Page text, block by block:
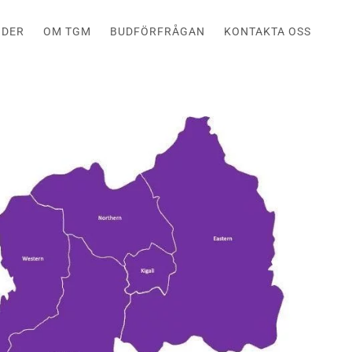
OM TGM BUDFÖRFRÅGAN KONTAKTA OSS